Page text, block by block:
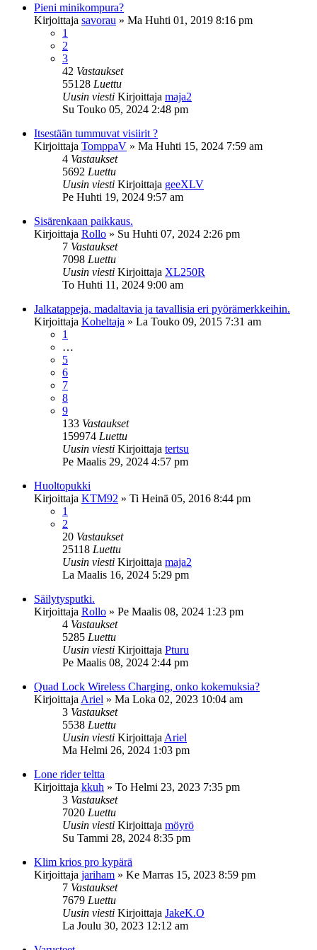
Pieni minikompura?
Kirjoittaja savorau » Ma Huhti 01, 2019 8:16 pm
1
2
3
42 Vastaukset
55128 Luettu
Uusin viesti Kirjoittaja maja2
Su Touko 05, 2024 2:48 pm
Itsestään tummuvat visiirit ?
Kirjoittaja TomppaV » Ma Huhti 15, 2024 7:59 am
4 Vastaukset
5692 Luettu
Uusin viesti Kirjoittaja geeXLV
Pe Huhti 19, 2024 9:57 am
Sisärenkaan paikkaus.
Kirjoittaja Rollo » Su Huhti 07, 2024 2:26 pm
7 Vastaukset
7098 Luettu
Uusin viesti Kirjoittaja XL250R
To Huhti 11, 2024 9:00 am
Jalkatappeja, madaltavia ja tavallisia eri pyörämerkkeihin.
Kirjoittaja Koheltaja » La Touko 09, 2015 7:31 am
1
…
5
6
7
8
9
133 Vastaukset
159974 Luettu
Uusin viesti Kirjoittaja tertsu
Pe Maalis 29, 2024 4:57 pm
Huoltopukki
Kirjoittaja KTM92 » Ti Heinä 05, 2016 8:44 pm
1
2
20 Vastaukset
25118 Luettu
Uusin viesti Kirjoittaja maja2
La Maalis 16, 2024 5:29 pm
Säilytysputki.
Kirjoittaja Rollo » Pe Maalis 08, 2024 1:23 pm
4 Vastaukset
5285 Luettu
Uusin viesti Kirjoittaja Pturu
Pe Maalis 08, 2024 2:44 pm
Quad Lock Wireless Charging, onko kokemuksia?
Kirjoittaja Ariel » Ma Loka 02, 2023 10:04 am
3 Vastaukset
5538 Luettu
Uusin viesti Kirjoittaja Ariel
Ma Helmi 26, 2024 1:03 pm
Lone rider teltta
Kirjoittaja kkuh » To Helmi 23, 2023 7:35 pm
3 Vastaukset
7020 Luettu
Uusin viesti Kirjoittaja möyrö
Su Tammi 28, 2024 8:35 pm
Klim krios pro kypärä
Kirjoittaja jariham » Ke Marras 15, 2023 8:59 pm
7 Vastaukset
7679 Luettu
Uusin viesti Kirjoittaja JakeK.O
La Joulu 30, 2023 12:12 am